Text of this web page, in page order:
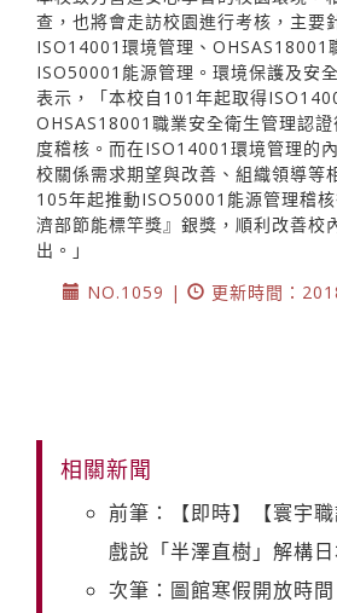
查，也將會走訪校園進行考核，主要
ISO14001環境管理、OHSAS18001
ISO50001能源管理。環境保護及安
表示，「本校自101年起取得
OHSAS18001職業安全衛生管理認
度稽核。而在ISO14001環境管理的
校關係需求期望與改善、組織領導等
105年起推動ISO50001能源管理稽
濟部節能標竿獎』銀獎，順利改善校
出。」
NO.1059 |
更新時間：
相關新聞
前筆：【即時】【寰宇
戲說「半澤直樹」解構
次筆：圖館寒假開放時間